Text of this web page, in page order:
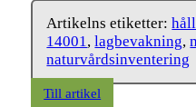
Artikelns etiketter:
14001,lagbevakning,
naturvårdsinventering
Till artikel